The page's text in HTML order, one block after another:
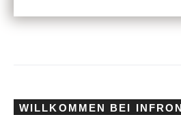
WILLKOMMEN BEI